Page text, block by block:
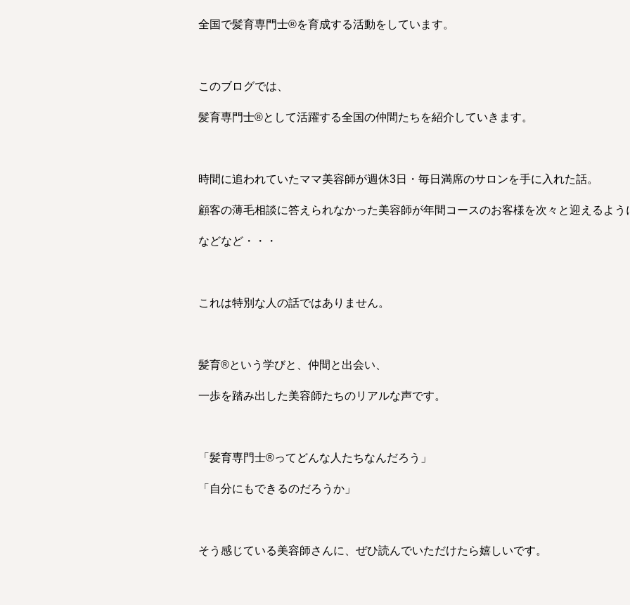
全国で髪育専門士®︎を育成する活動をしています。
このブログでは、
髪育専門士®︎として活躍する全国の仲間たちを紹介していきます。
時間に追われていたママ美容師が週休3日・毎日満席のサロンを手に入れた話。
顧客の薄毛相談に答えられなかった美容師が年間コースのお客様を次々と迎えるよう
などなど・・・
これは特別な人の話ではありません。
髪育®︎という学びと、仲間と出会い、
一歩を踏み出した美容師たちのリアルな声です。
「髪育専門士®︎ってどんな人たちなんだろう」
「自分にもできるのだろうか」
そう感じている美容師さんに、ぜひ読んでいただけたら嬉しいです。